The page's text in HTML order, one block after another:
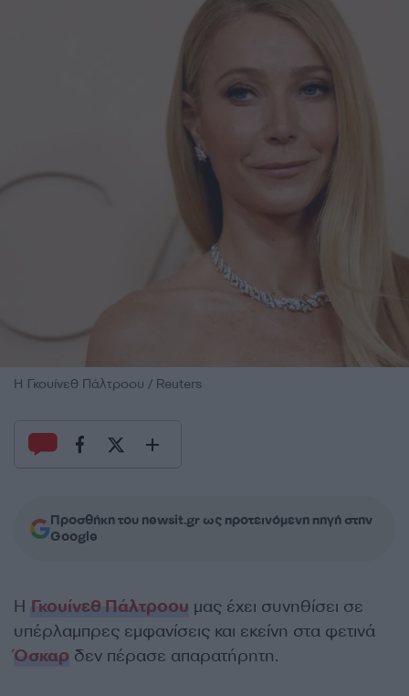
Η Γκουίνεθ Πάλτροου / Reuters
Προσθήκη του newsit.gr ως προτεινόμενη πηγή στην
Google
Η Γκουίνεθ Πάλτροου μας έχει συνηθίσει σε
υπέρλαμπρες εμφανίσεις και εκείνη στα φετινά
Όσκαρ δεν πέρασε απαρατήρητη.